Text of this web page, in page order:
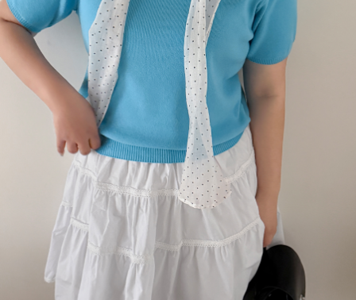
CATEGORY COMMUNITY
도착보장⚡
인플루언서 pick!
세트할인 ~30%
ALL
익스클루시브
아우터
티셔츠
니트
블라우스